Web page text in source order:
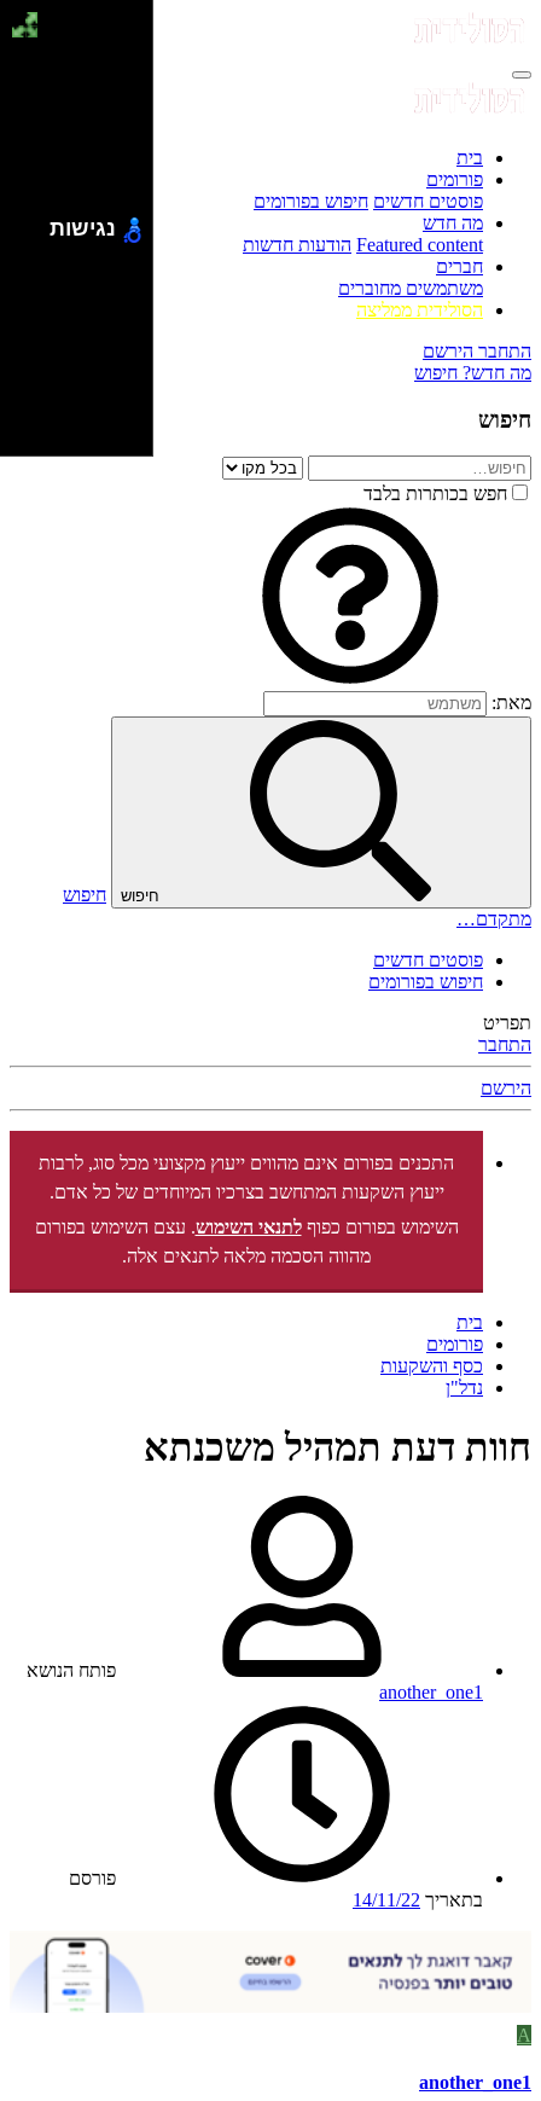
בית
פורומים
פוסטים חדשים חיפוש בפורומים
מה חדש
Featured content הודעות חדשות
חברים
משתמשים מחוברים
הסולידית ממליצה
התחבר הירשם
מה חדש? חיפוש
חיפוש
חפש בכותרות בלבד
מאת:
חיפוש
חיפוש
מתקדם…
פוסטים חדשים
חיפוש בפורומים
תפריט
התחבר
הירשם
התכנים בפורום אינם מהווים ייעוץ מקצועי מכל סוג, לרבות
ייעוץ השקעות המתחשב בצרכיו המיוחדים של כל אדם.
השימוש בפורום כפוףלתנאי השימוש. עצם השימוש בפורום
מהווה הסכמה מלאה לתנאים אלה.
בית
פורומים
כסף והשקעות
נדל"ן
חוות דעת תמהיל משכנתא
פותח הנושא
another_one1
פורסם
בתאריך 14/11/22
A
another_one1
נגישות